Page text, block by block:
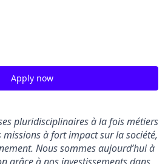
Apply now
pluridisciplinaires à la fois métiers
missions à fort impact sur la société,
Nous sommes aujourd’hui à